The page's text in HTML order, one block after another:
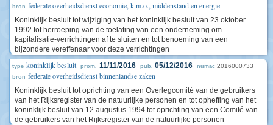
bron federale overheidsdienst economie, k.m.o., middenstand en energie
Koninklijk besluit tot wijziging van het koninklijk besluit van 23 oktober
1992 tot herroeping van de toelating van een onderneming om
kapitalisatie-verrichtingen af te sluiten en tot benoeming van een
bijzondere vereffenaar voor deze verrichtingen
type koninklijk besluit prom. 11/11/2016 pub. 05/12/2016 numac 2016000733
bron federale overheidsdienst binnenlandse zaken
Koninklijk besluit tot oprichting van een Overlegcomité van de gebruikers
van het Rijksregister van de natuurlijke personen en tot opheffing van het
koninklijk besluit van 12 augustus 1994 tot oprichting van een Comité van
de gebruikers van het Rijksregister van de natuurlijke personen